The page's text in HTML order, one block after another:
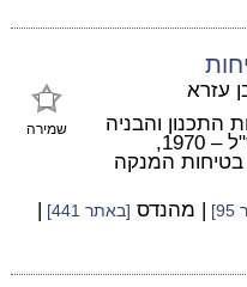
שמירה
עזרא
ג' לתקנות התכנון והבניה
(בקשה להיתר, תנאיו ואגרות) תש"ל – 1970,
המנקה
| מהנדס [באתר 441]
|